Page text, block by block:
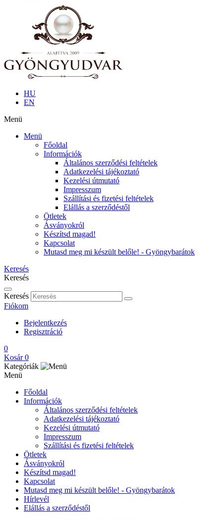
HU
EN
Menü
Menü
Főoldal
Információk
Általános szerződési feltételek
Adatkezelési tájékoztató
Kezelési útmutató
Impresszum
Szállítási és fizetési feltételek
Elállás a szerződéstől
Ötletek
Ásványokról
Készítsd magad!
Kapcsolat
Mutasd meg mi készült belőle! - Gyöngybarátok
Keresés
Keresés
Keresés
Fiókom
Bejelentkezés
Regisztráció
0
Kosár 0
Kategóriák
Menü
Főoldal
Információk
Általános szerződési feltételek
Adatkezelési tájékoztató
Kezelési útmutató
Impresszum
Szállítási és fizetési feltételek
Ötletek
Ásványokról
Készítsd magad!
Kapcsolat
Mutasd meg mi készült belőle! - Gyöngybarátok
Hírlevél
Elállás a szerződéstől